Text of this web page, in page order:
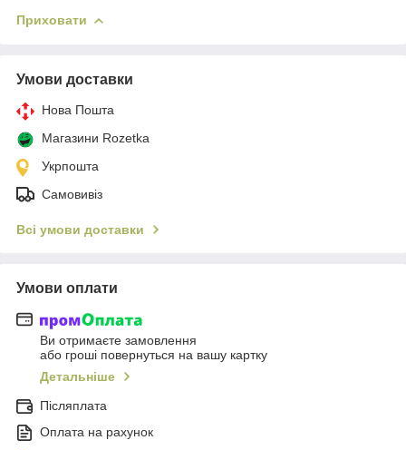
Приховати
Умови доставки
Нова Пошта
Магазини Rozetka
Укрпошта
Самовивіз
Всі умови доставки
Умови оплати
Ви отримаєте замовлення
або гроші повернуться на вашу картку
Детальніше
Післяплата
Оплата на рахунок